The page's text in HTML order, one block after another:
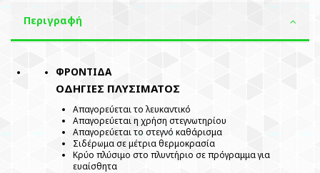
Περιγραφή
ΦΡΟΝΤΙΔΑ
ΟΔΗΓΙΕΣ ΠΛΥΣΙΜΑΤΟΣ
Απαγορεύεται το λευκαντικό
Απαγορεύεται η χρήση στεγνωτηρίου
Απαγορεύεται το στεγνό καθάρισμα
Σιδέρωμα σε μέτρια θερμοκρασία
Κρύο πλύσιμο στο πλυντήριο σε πρόγραμμα για
ευαίσθητα